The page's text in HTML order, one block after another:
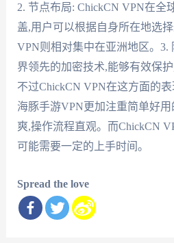
2. 节点布局: ChickCN VPN在全
盖,用户可以根据自身所在地选
VPN则相对集中在亚洲地区。3.
界领先的加密技术,能够有效保
不过ChickCN VPN在这方面的
海豚手游VPN更加注重简单好
爽,操作流程直观。而ChickCN
可能需要一定的上手时间。
Spread the love